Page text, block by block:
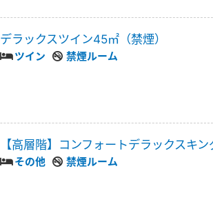
デラックスツイン45㎡（禁煙）
ツイン 禁煙ルーム
【高層階】コンフォートデラックスキン
その他 禁煙ルーム